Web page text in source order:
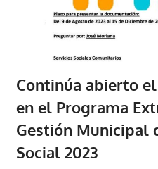
Continúa abierto
en el Programa
Gestión Municipal
Social 2023